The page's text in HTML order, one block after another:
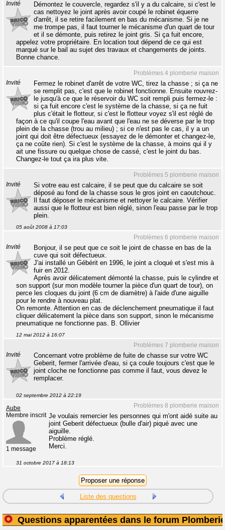
Invité
Démontez le couvercle, regardez s'il y a du calcaire, si c'est le
cas nettoyez le joint après avoir coupé le robinet équerre
d'arrêt, il se retire facilement en bas du mécanisme. Si je ne
me trompe pas, il faut tourner le mécanisme d'un quart de tour
et il se démonte, puis retirez le joint gris. Si ça fuit encore,
appelez votre propriétaire. En location tout dépend de ce qui est
marqué sur le bail au sujet des travaux et changements de joints.
Bonne chance.
Problèmes 4 plomberie maison
Invité
Fermez le robinet d'arrêt de votre WC, tirez la chasse ; si ça ne
se remplit pas, c'est que le robinet fonctionne. Ensuite rouvrez-
le jusqu'à ce que le réservoir du WC soit rempli puis fermez-le :
si ça fuit encore c'est le système de la chasse, si ça ne fuit
plus c'était le flotteur, si c'est le flotteur voyez s'il est réglé de
façon à ce qu'il coupe l'eau avant que l'eau ne se déverse par le trop
plein de la chasse (trou au milieu) ; si ce n'est pas le cas, il y a un
joint qui doit être défectueux (essayez de le démonter et changez-le,
ça ne coûte rien). Si c'est le système de la chasse, à moins qui il y
ait une fissure ou quelque chose de cassé, c'est le joint du bas.
Changez-le tout ça ira plus vite.
Problèmes 5 plomberie maison
Invité
Si votre eau est calcaire, il se peut que du calcaire se soit
déposé au fond de la chasse sous le gros joint en caoutchouc.
Il faut déposer le mécanisme et nettoyer le calcaire. Vérifier
aussi que le flotteur est bien réglé, sinon l'eau passe par le trop
plein.
05 août 2008 à 17:03
Problèmes 6 plomberie maison
Invité
Bonjour, il se peut que ce soit le joint de chasse en bas de la
cuve qui soit défectueux.
J'ai installé un Gébérit en 1996, le joint a cloqué et s'est mis à
fuir en 2012.
Après avoir délicatement démonté la chasse, puis le cylindre et
son support (sur mon modèle tourner la pièce d'un quart de tour), on
perce les cloques du joint (6 cm de diamètre) à l'aide d'une aiguille
pour le rendre à nouveau plat.
On remonte. Attention en cas de déclenchement pneumatique il faut
cliquer délicatement la pièce dans son support, sinon le mécanisme
pneumatique ne fonctionne pas. B. Ollivier
12 mai 2012 à 16:07
Problèmes 7 plomberie maison
Invité
Concernant votre problème de fuite de chasse sur votre WC
Geberit, fermer l'arrivée d'eau, si ça coule toujours c'est que le
joint cloche ne fonctionne pas comme il faut, vous devez le
remplacer.
02 septembre 2012 à 22:19
Problèmes 8 plomberie maison
Aube
Membre inscrit
1 message
Je voulais remercier les personnes qui m'ont aidé suite au
joint Geberit défectueux (bulle d'air) piqué avec une
aiguille.
Problème réglé.
Merci.
31 octobre 2017 à 18:13
Liste des questions
Questions apparentées dans le forum Plomberie